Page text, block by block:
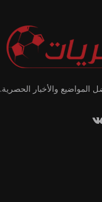
المواضيع والأخبار الحصرية.